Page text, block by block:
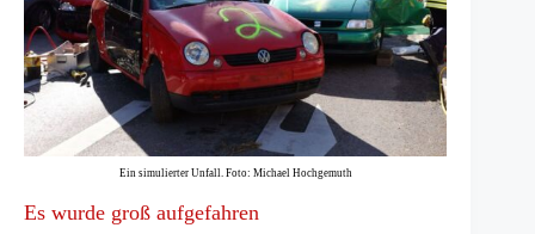
Ein simulierter Unfall. Foto: Michael Hochgemuth
Es wurde groß aufgefahren